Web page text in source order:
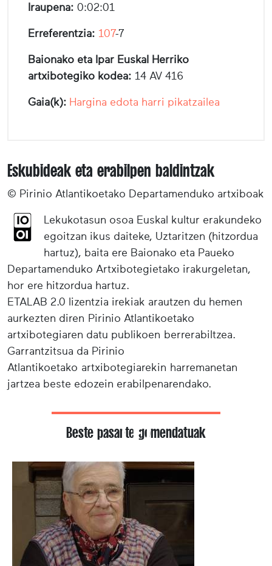
Iraupena: 0:02:01
Erreferentzia: 107-7
Baionako eta Ipar Euskal Herriko
artxibotegiko kodea: 14 AV 416
Gaia(k): Hargina edota harri pikatzailea
Eskubideak eta erabilpen baldintzak
© Pirinio Atlantikoetako Departamenduko artxiboak
Lekukotasun osoa Euskal kultur erakundeko
egoitzan ikus daiteke, Uztaritzen (hitzordua
hartuz), baita ere Baionako eta Paueko
Departamenduko Artxibotegietako irakurgeletan,
hor ere hitzordua hartuz.
ETALAB 2.0 lizentzia irekiak arautzen du hemen
aurkezten diren Pirinio Atlantikoetako
artxibotegiaren datu publikoen berrerabiltzea.
Garrantzitsua da Pirinio
Atlantikoetako artxibotegiarekin harremanetan
jartzea beste edozein erabilpenarendako.
Beste pasarte gomendatuak